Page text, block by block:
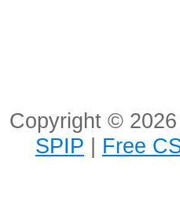
Copyright ©
SPIP | Free